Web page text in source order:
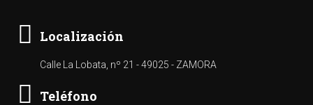
Localización
Calle La Lobata, nº 21 - 49025 - ZAMORA
Teléfono